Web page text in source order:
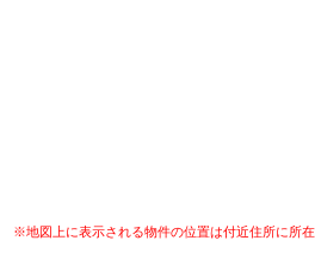
※地図上に表示される物件の位置は付近住所に所